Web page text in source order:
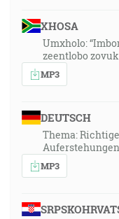
XHOSA
Umxholo:
zeentlobo
MP3
DEUTSCH
Thema:
MP3